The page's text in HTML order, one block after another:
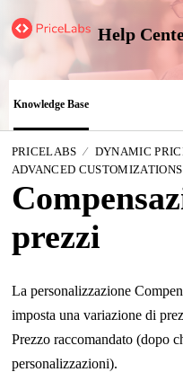
Help
Knowledge Base
PRICELABS DYNAMIC
ADVANCED CUSTOMIZATIONS
prezzi
La personalizzazione
imposta una variazione di
Prezzo raccomandato (dopo
personalizzazioni).